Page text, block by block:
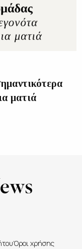
ματιά
Όροι χρήσης